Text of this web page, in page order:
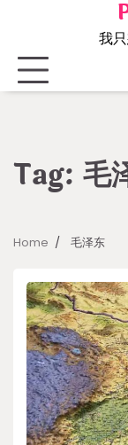
content
我
Tag: 毛
Home 毛泽东